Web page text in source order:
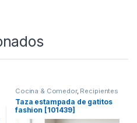
Cocina & Comedor, Recipientes
para bebidas y líquidos Tazas
Taza estampada de gatitos
fashion [101439]